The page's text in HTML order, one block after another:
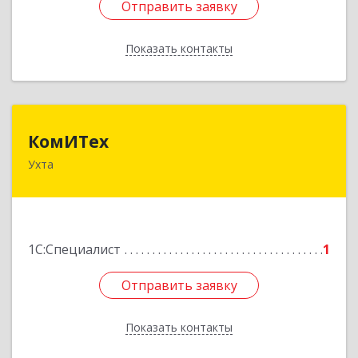
Отправить заявку
Показать контакты
Отправить заявку
Назад
КомИТех
Ухта
1С:Специалист 1
Отправить заявку
Показать контакты
169300, Коми Респ, Ухта г, Западная ул, дом № 4
Отправить заявку
Назад